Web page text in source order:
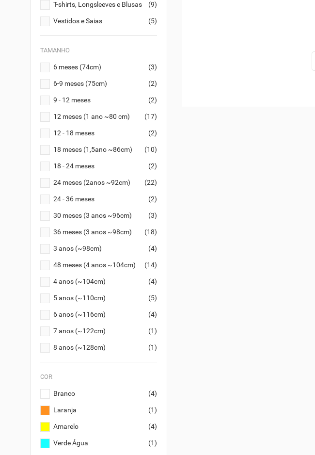
T-shirts, Longsleeves e Blusas (9)
Vestidos e Saias (5)
TAMANHO
6 meses (74cm) (3)
6-9 meses (75cm) (2)
9 - 12 meses (2)
12 meses (1 ano ~80 cm) (17)
12 - 18 meses (2)
18 meses (1,5ano ~86cm) (10)
18 - 24 meses (2)
24 meses (2anos ~92cm) (22)
24 - 36 meses (2)
30 meses (3 anos ~96cm) (3)
36 meses (3 anos ~98cm) (18)
3 anos (~98cm) (4)
48 meses (4 anos ~104cm) (14)
4 anos (~104cm) (4)
5 anos (~110cm) (5)
6 anos (~116cm) (4)
7 anos (~122cm) (1)
8 anos (~128cm) (1)
COR
Branco (4)
Laranja (1)
Amarelo (4)
Verde Água (1)